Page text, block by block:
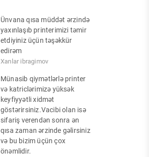
Ünvana qısa müddət ərzində
yaxınlaşıb printerimizi təmir
etdiyiniz üçün təşəkkür
edirəm
Xanlar ibragimov
Münasib qiymətlərlə printer
və katriclərimizə yüksək
keyfiyyətli xidmət
göstərirsiniz.Vacibi olan isə
sifariş verendən sonra ən
qısa zaman ərzinde gəlirsiniz
və bu bizim üçün çox
önəmlidir.